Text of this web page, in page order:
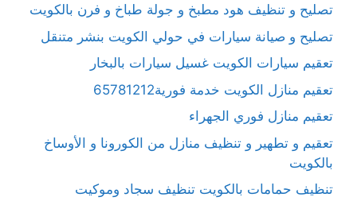
تصليح و تنظيف هود مطبخ و جولة طباخ و فرن بالكويت
تصليح و صيانة سيارات في حولي الكويت بنشر متنقل
تعقيم سيارات الكويت غسيل سيارات بالبخار
تعقيم منازل الكويت خدمة فورية65781212
تعقيم منازل فوري الجهراء
تعقيم و تطهير و تنظيف منازل من الكورونا و الأوساخ
بالكويت
تنظيف حمامات بالكويت تنظيف سجاد وموكيت